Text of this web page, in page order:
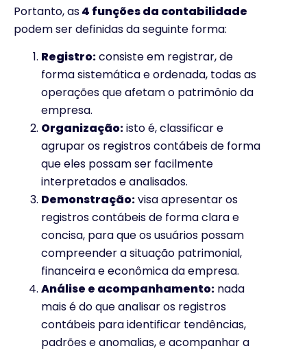
Portanto, as4 funções da contabilidade
podem ser definidas da seguinte forma:
Registro:consiste em registrar, de
forma sistemática e ordenada, todas as
operações que afetam o patrimônio da
empresa.
Organização:isto é, classificar e
agrupar os registros contábeis de forma
que eles possam ser facilmente
interpretados e analisados.
Demonstração:visa apresentar os
registros contábeis de forma clara e
concisa, para que os usuários possam
compreender a situação patrimonial,
financeira e econômica da empresa.
Análise e acompanhamento: nada
mais é do que analisar os registros
contábeis para identificar tendências,
padrões e anomalias, e acompanhar a